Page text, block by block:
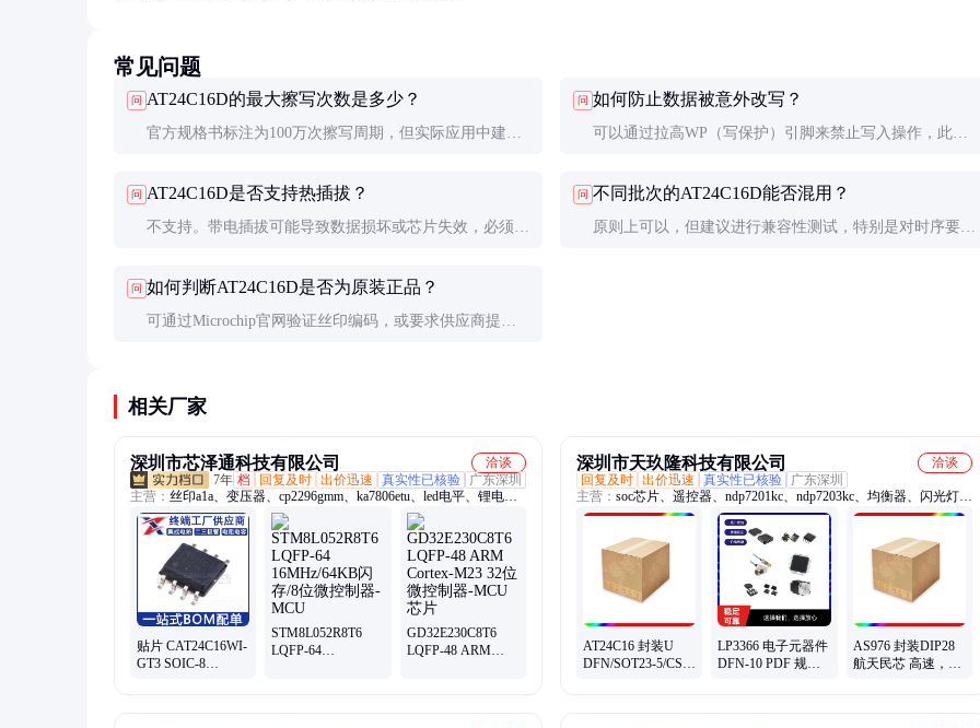
常见问题
问 AT24C16D的最大擦写次数是多少？
官方规格书标注为100万次擦写周期，但实际应用中建议
问 如何防止数据被意外改写？
可以通过拉高WP（写保护）引脚来禁止写入操作，此时
问 AT24C16D是否支持热插拔？
不支持。带电插拔可能导致数据损坏或芯片失效，必须在
问 不同批次的AT24C16D能否混用？
原则上可以，但建议进行兼容性测试，特别是对时序要求
问 如何判断AT24C16D是否为原装正品？
可通过Microchip官网验证丝印编码，或要求供应商提供
相关厂家
深圳市芯泽通科技有限公司
洽谈
7年 档 回复及时 出价迅速 真实性已核验
广东深圳
主营： 丝印a1a、变压器、cp2296gmm、ka7806etu、led电平、锂电
池、贴片mcu、丝印g3q、bcx5616ta、ax3514asa、cbb电容、
sa7527str、tpf144-vr、wm8746eds、丝印cbz、ww1贴片、
pca9535pw、封装bga、74vhc08mx、ws05-4r2p、ssm3j09fu、
rpf09040b、贴片bga、mb15024gp、ssm3k16fv
贴片 CAT24C16WI-
GT3 SOIC-8
STM8L052R8T6
LQFP-64
GD32E230C8T6
LQFP-48 ARM
深圳市天玖隆科技有限公司
洽谈
回复及时 出价迅速 真实性已核验
广东深圳
主营： soc芯片、遥控器、ndp7201kc、ndp7203kc、均衡器、闪光灯、
抑制器、ndp7935kc、tmi3252t*、sgm8417-1、ndp3110kc、sgm8417-
2、sgm8250-2、ndp1340kc、ndp7824kc、ndp2435kc、tmi6263ah、
pwm控制、tmi6263al、比较器、ndp6802xx、tmi3113h1、触发器、
sgm4157yc、sti3508ca
AT24C16 封装U
DFN/SOT23-5/CSP
LP3366 电子元器件
DFN-10 PDF 规格
AS976 封装DIP28
航天民芯 高速，低